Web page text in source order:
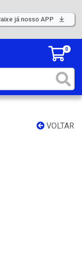
já nosso APP
0
VOLTAR